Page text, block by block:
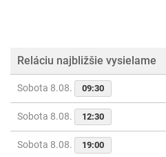
Reláciu najbližšie vysielame
Sobota 8.08. 09:30
Sobota 8.08. 12:30
Sobota 8.08. 19:00